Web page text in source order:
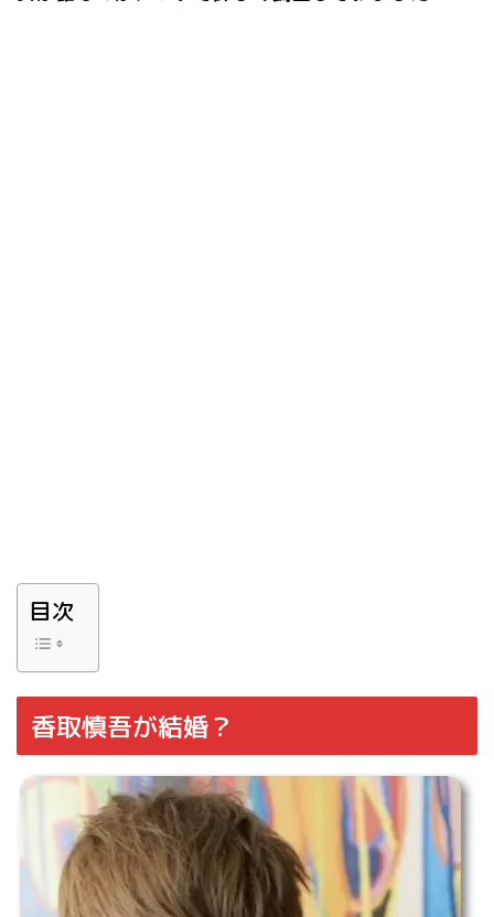
目次
香取慎吾が結婚？